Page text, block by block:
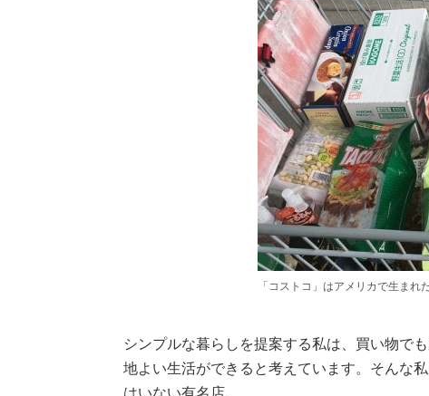
「コストコ」はアメリカで生まれ
シンプルな暮らしを提案する私は、買い物で
地よい生活ができると考えています。そんな
はいない有名店。